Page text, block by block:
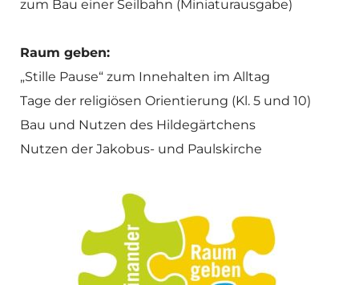
zum Bau einer Seilbahn (Miniaturausgabe)
Raum geben:
„Stille Pause“ zum Innehalten im Alltag
Tage der religiösen Orientierung (Kl. 5 und 10)
Bau und Nutzen des Hildegärtchens
Nutzen der Jakobus- und Paulskirche